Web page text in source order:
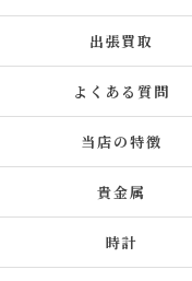
出張買取
よくある質問
当店の特徴
貴金属
時計